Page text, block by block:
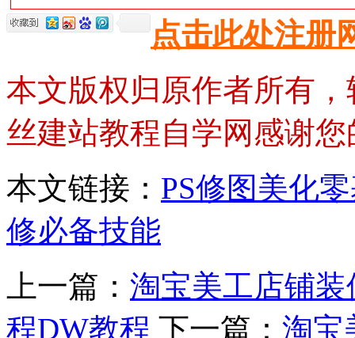
点击此处注册
本文版权归原作者所有
丝建站教程自学网感谢
本文链接： PS修图美化
修必备技能
上一篇： 淘宝美工店铺
程DW教程 下一篇： 淘宝